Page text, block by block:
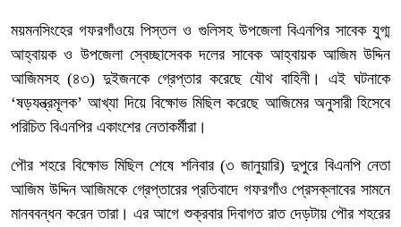
ময়মনসিংহের গফরগাঁওয়ে পিস্তল ও গুলিসহ উপজেলা বিএনপির সাবেক যুগ্ম
আহ্বায়ক ও উপজেলা স্বেচ্ছাসেবক দলের সাবেক আহ্বায়ক আজিম উদ্দিন
আজিমসহ (৪৩) দুইজনকে গ্রেপ্তার করেছে যৌথ বাহিনী। এই ঘটনাকে
‘ষড়যন্ত্রমূলক’ আখ্যা দিয়ে বিক্ষোভ মিছিল করেছে আজিমের অনুসারী হিসেবে
পরিচিত বিএনপির একাংশের নেতাকর্মীরা।
পৌর শহরে বিক্ষোভ মিছিল শেষে শনিবার (৩ জানুয়ারি) দুপুরে বিএনপি নেতা
আজিম উদ্দিন আজিমকে গ্রেপ্তারের প্রতিবাদে গফরগাঁও প্রেসক্লাবের সামনে
মানববন্ধন করেন তারা। এর আগে শুক্রবার দিবাগত রাত দেড়টায় পৌর শহরের